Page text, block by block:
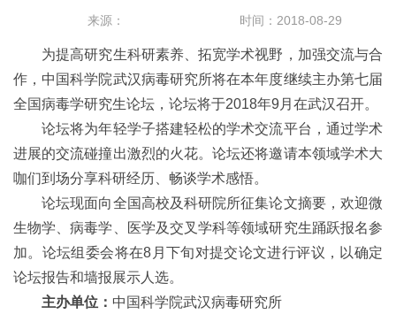
来源： 时间：2018-08-29
为提高研究生科研素养、拓宽学术视野，加强交流与合
作，中国科学院武汉病毒研究所将在本年度继续主办第七届
全国病毒学研究生论坛，论坛将于2018年9月在武汉召开。
论坛将为年轻学子搭建轻松的学术交流平台，通过学术
进展的交流碰撞出激烈的火花。论坛还将邀请本领域学术大
咖们到场分享科研经历、畅谈学术感悟。
论坛现面向全国高校及科研院所征集论文摘要，欢迎微
生物学、病毒学、医学及交叉学科等领域研究生踊跃报名参
加。论坛组委会将在8月下旬对提交论文进行评议，以确定
论坛报告和墙报展示人选。
主办单位： 中国科学院武汉病毒研究所